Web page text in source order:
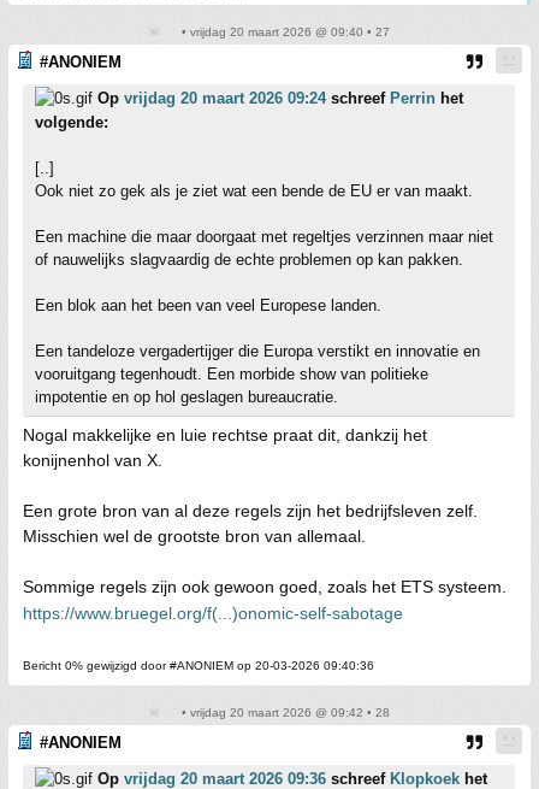
• vrijdag 20 maart 2026 @ 09:40 • 27
#ANONIEM
Op vrijdag 20 maart 2026 09:24schreef Perrin het
volgende:
[..]
Ook niet zo gek als je ziet wat een bende de EU er van maakt.
Een machine die maar doorgaat met regeltjes verzinnen maar niet
of nauwelijks slagvaardig de echte problemen op kan pakken.
Een blok aan het been van veel Europese landen.
Een tandeloze vergadertijger die Europa verstikt en innovatie en
vooruitgang tegenhoudt. Een morbide show van politieke
impotentie en op hol geslagen bureaucratie.
Nogal makkelijke en luie rechtse praat dit, dankzij het
konijnenhol van X.
Een grote bron van al deze regels zijn het bedrijfsleven zelf.
Misschien wel de grootste bron van allemaal.
Sommige regels zijn ook gewoon goed, zoals het ETS systeem.
https://www.bruegel.org/f(...)onomic-self-sabotage
Bericht 0% gewijzigd door #ANONIEM op 20-03-2026 09:40:36
• vrijdag 20 maart 2026 @ 09:42 • 28
#ANONIEM
Op vrijdag 20 maart 2026 09:36 schreef Klopkoek het